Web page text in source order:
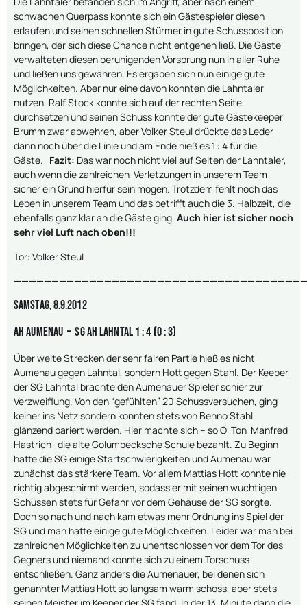
schwachen Querpass konnte sich ein Gästespieler diesen
erlaufen und seinen schnellen Stürmer in gute Schussposition
bringen, der sich diese Chance nicht entgehen ließ. Die Gäste
verwalteten diesen beruhigenden Vorsprung nun in aller Ruhe
und ließen uns gewähren. Es ergaben sich nun einige gute
Möglichkeiten. Aber nur eine davon konnten die Lahntaler
nutzen. Ralf Stock konnte sich auf der rechten Seite
durchsetzen und seinen Schuss konnte der gute Gästekeeper
Brumm zwar abwehren, aber Volker Steul drückte das Leder
dann noch über die Linie und am Ende hieß es 1 : 4 für die
Gäste. Fazit: Das war noch nicht viel auf Seiten der Lahntaler,
auch wenn die zahlreichen Verletzungen in unserem Team
sicher ein Grund hierfür sein mögen. Trotzdem fehlt noch das
Leben in unserem Team und das betrifft auch die 3. Halbzeit, die
ebenfalls ganz klar an die Gäste ging. Auch hier ist sicher noch
sehr viel Luft nach oben!!!
Tor: Volker Steul
Samstag, 8.9.2012
AH Aumenau – SG AH Lahntal 1 : 4 (0 : 3)
Über weite Strecken der sehr fairen Partie hieß es nicht
Aumenau gegen Lahntal, sondern Hott gegen Stahl. Der Keeper
der SG Lahntal brachte den Aumenauer Spieler schier zur
Verzweiflung. Von den “gefühlten” 20 Schussversuchen, ging
keiner ins Netz sondern konnten stets von Benno Stahl
glänzend pariert werden. Hier machte sich – so O-Ton Manfred
Hastrich- die alte Golumbecksche Schule bezahlt. Zu Beginn
hatte die SG einige Startschwierigkeiten und Aumenau war
zunächst das stärkere Team. Vor allem Mattias Hott konnte nie
richtig abgeschirmt werden, sodass er mit seinen wuchtigen
Schüssen stets für Gefahr vor dem Gehäuse der SG sorgte.
Doch so nach und nach kam etwas mehr Ordnung ins Spiel der
SG und man hatte einige gute Möglichkeiten. Leider war man bei
zahlreichen Möglichkeiten zu unentschlossen vor dem Tor des
Gegners und niemand konnte sich zu einem Torschuss
entschließen. Ganz anders die Aumenauer, bei denen sich
genannter Mattias Hott so langsam warm schoss, aber stets